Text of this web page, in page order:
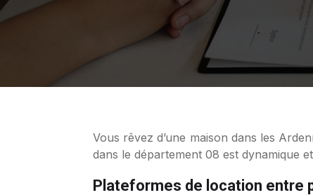
Vous rêvez d’une maison dans les Ardennes, au cœur de la nature, avec un jardin et un potager ? Le marché de la location entre particuliers
dans le département 08 est dynamique
Plateformes de location entre